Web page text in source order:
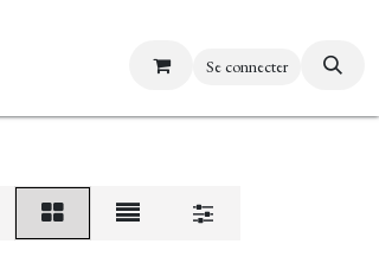
Se connecter